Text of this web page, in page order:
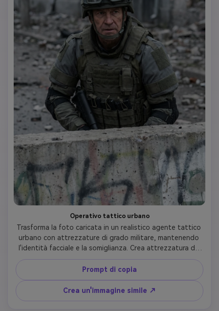
Operativo tattico urbano
Trasforma la foto caricata in un realistico agente tattico
urbano con attrezzature di grado militare, mantenendo
l'identità facciale e la somiglianza. Crea attrezzatura da
combattimento pratica con armatura del corpo, gilet
tattico con sacchetti e occhiali tattici. Posizione in un
ambiente di guerra urbana grinzoso con barriere di
cemento e graffiti, preservando i tratti facciali realistici
della persona caricata con espressione intemperata,
Prompt di copia
Crea un'immagine simile ↗